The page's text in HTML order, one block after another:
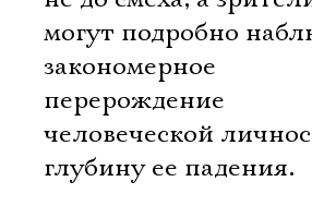
могут подробно
закономерное
перерождение
человеческой
глубину ее падения.